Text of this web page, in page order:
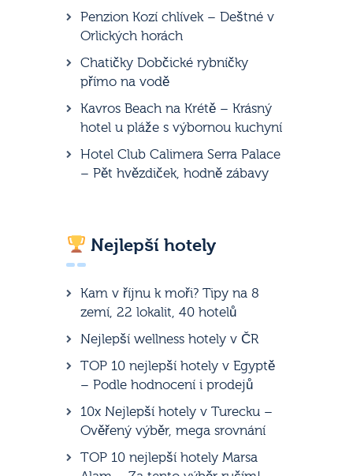
Penzion Kozí chlívek – Deštné v
Orlických horách
Chatičky Dobčické rybníčky
přímo na vodě
Kavros Beach na Krétě – Krásný
hotel u pláže s výbornou kuchyní
Hotel Club Calimera Serra Palace
– Pět hvězdiček, hodně zábavy
Nejlepší hotely
Kam v říjnu k moři? Tipy na 8
zemí, 22 lokalit, 40 hotelů
Nejlepší wellness hotely v ČR
TOP 10 nejlepší hotely v Egyptě
– Podle hodnocení i prodejů
10x Nejlepší hotely v Turecku –
Ověřený výběr, mega srovnání
TOP 10 nejlepší hotely Marsa